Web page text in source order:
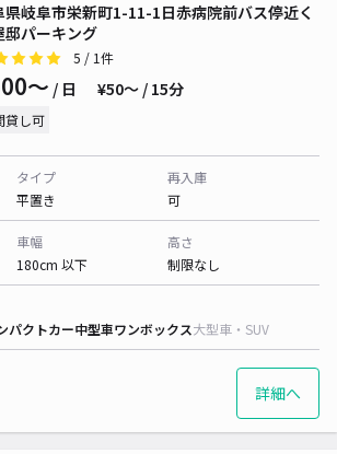
県岐阜市栄新町1-11-1日赤病院前バス停近く
邸パーキング
5 / 1件
〜 / 日 ¥50〜 / 15分
貸し可
タイプ
平置き
再入庫
可
車幅
180cm 以下
高さ
制限なし
パクトカー中型車ワンボックス大型車・SUV
詳細へ